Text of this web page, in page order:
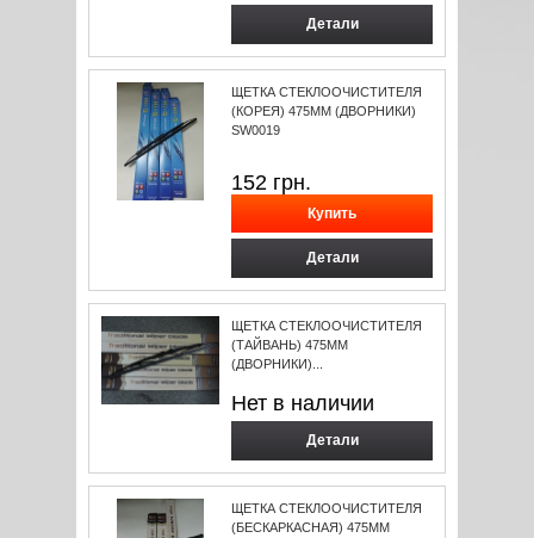
Детали
ЩЕТКА СТЕКЛООЧИСТИТЕЛЯ
(КОРЕЯ) 475ММ (ДВОРНИКИ)
SW0019
152 грн.
Детали
ЩЕТКА СТЕКЛООЧИСТИТЕЛЯ
(ТАЙВАНЬ) 475ММ
(ДВОРНИКИ)...
Нет в наличии
Детали
ЩЕТКА СТЕКЛООЧИСТИТЕЛЯ
(БЕСКАРКАСНАЯ) 475ММ